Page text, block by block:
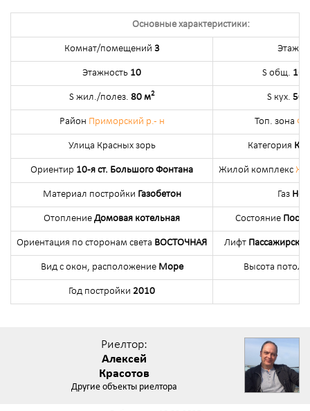
Основные характеристики:
Комнат/помещений 3 Этаж
Этажность 10 S общ.
S жил./полез. 80 м2 S кух. 50
Район Приморский р.- н Топ. зона
Улица Красных зорь Категория
Ориентир 10-я ст. Большого Фонтана Жилой комплекс ЖК
Материал постройки Газобетон Газ Нет
Отопление Домовая котельная Состояние
Ориентация по сторонам света ВОСТОЧНАЯ Лифт
Вид с окон, расположение Море Высота
Год постройки 2010
Риелтор:
Алексей
Красотов
Другие объекты риелтора